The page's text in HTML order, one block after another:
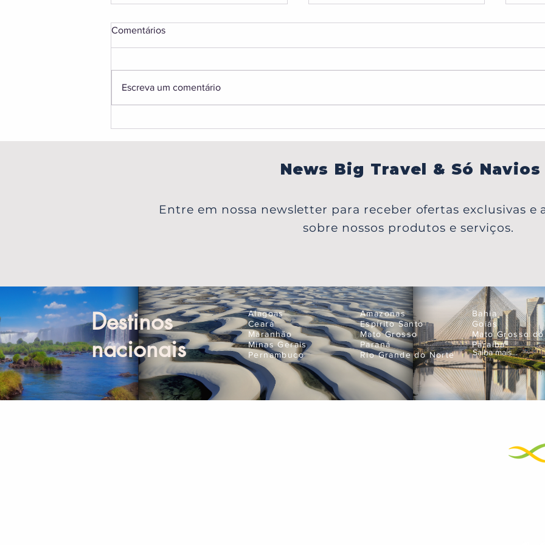
Comentários
Escreva um comentário
News Big Travel & Só Navios
Entre em nossa newsletter para receber ofertas exclusivas e
sobre nossos produtos e serviços.
Destinos
nacionais
Saiba mais...
Alagoas
Ceará
Maranhão
Minas Gerais
Pernambuco
Amazonas
Espírito Santo
Mato Grosso
Paraná
Rio Grande do Norte
Bahia
Goiás
Mato Grosso
Paraíba